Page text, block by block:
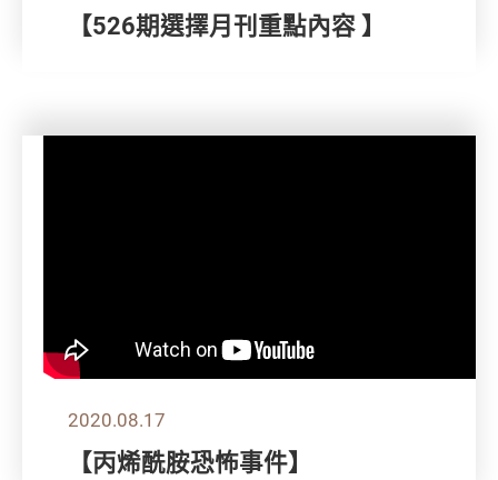
【526期選擇月刊重點內容 】
2020.08.17
【丙烯酰胺恐怖事件】